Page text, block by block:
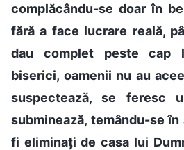
complăcându-se doar în
fără a face lucrare reală,
dau complet peste cap
biserici, oamenii nu au
suspectează, se
subminează, temându-se
fi eliminați de casa lui